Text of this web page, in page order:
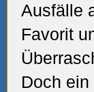
Ausfälle
Favorit
Doch